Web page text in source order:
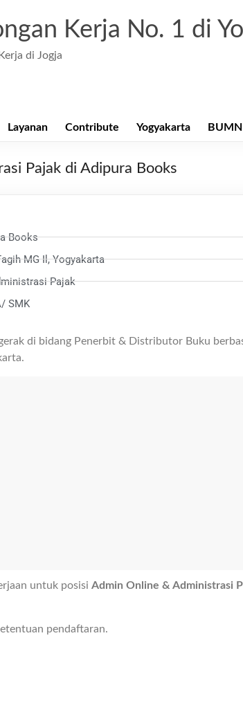
Kerja No. 1 di
di Jogja
Layanan Contribute Yogyakarta BUMN
Pajak di Adipura Books
Books
MG Il, Yogyakarta
Pajak
SMK
di bidang Penerbit & Distributor Buku
untuk posisi Admin Online & Administrasi
pendaftaran.